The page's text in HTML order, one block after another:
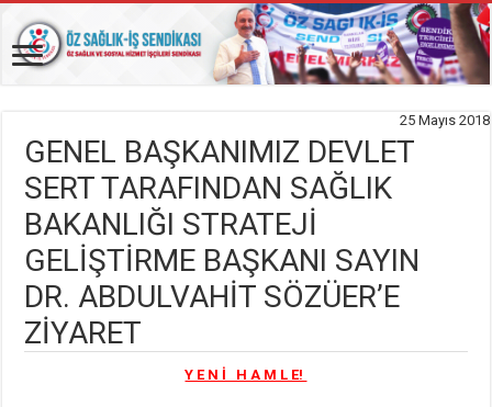
25 Mayıs 2018
GENEL BAŞKANIMIZ DEVLET
SERT TARAFINDAN SAĞLIK
BAKANLIĞI STRATEJİ
GELİŞTİRME BAŞKANI SAYIN
DR. ABDULVAHİT SÖZÜER’E
ZİYARET
Y E N İ H A M L E!